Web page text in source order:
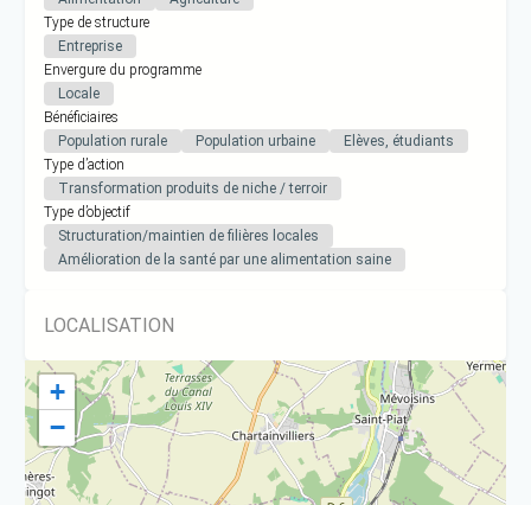
Type de structure
Entreprise
Envergure du programme
Locale
Bénéficiaires
Population rurale
Population urbaine
Elèves, étudiants
Type d’action
Transformation produits de niche / terroir
Type d’objectif
Structuration/maintien de filières locales
Amélioration de la santé par une alimentation saine
LOCALISATION
+
−